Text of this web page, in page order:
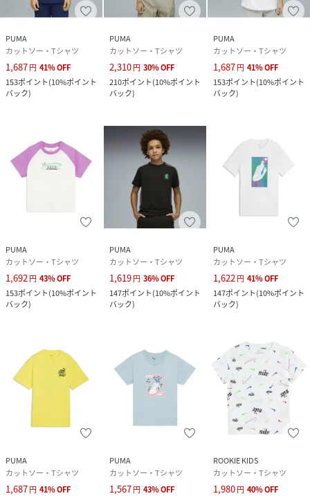
PUMA
カットソー・Tシャツ
1,687円 41%OFF
153ポイント(10%ポイント
バック)
PUMA
カットソー・Tシャツ
2,310円 30%OFF
210ポイント(10%ポイント
バック)
PUMA
カットソー・Tシャツ
1,687円 41%OFF
153ポイント(10%ポイント
バック)
PUMA
カットソー・Tシャツ
1,692円 43%OFF
153ポイント(10%ポイント
バック)
PUMA
カットソー・Tシャツ
1,619円 36%OFF
147ポイント(10%ポイント
バック)
PUMA
カットソー・Tシャツ
1,622円 41%OFF
147ポイント(10%ポイント
バック)
PUMA
カットソー・Tシャツ
1,687円 41%OFF
PUMA
カットソー・Tシャツ
1,567円 43%OFF
ROOKIE KIDS
カットソー・Tシャツ
1,980円 40%OFF